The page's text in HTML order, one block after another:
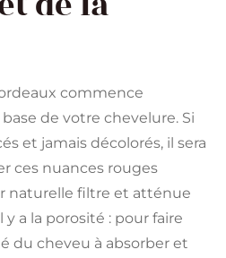
commence
de votre chevelure. Si
et jamais décolorés, il sera
ces nuances rouges
naturelle filtre et atténue
a la porosité : pour faire
du cheveu à absorber et